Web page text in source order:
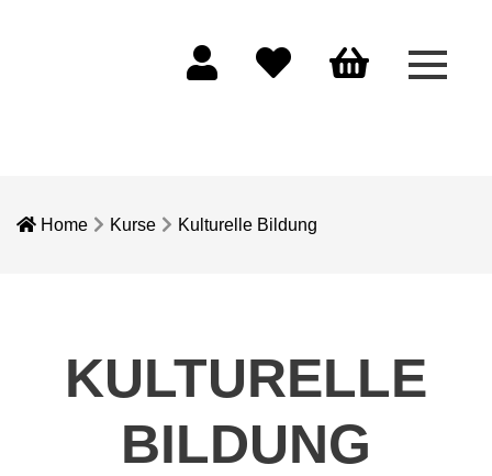
Menü
Home Kurse Kulturelle Bildung
KULTURELLE
BILDUNG